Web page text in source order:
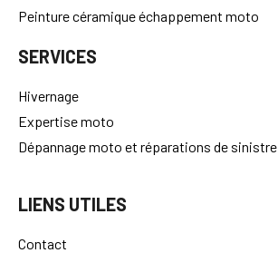
Peinture céramique échappement moto
SERVICES
Hivernage
Expertise moto
Dépannage moto et réparations de sinistre
LIENS UTILES
Contact